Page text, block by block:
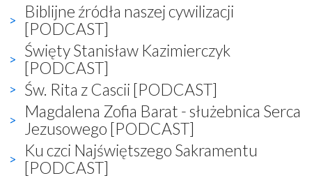
Biblijne źródła naszej cywilizacji
[PODCAST]
Święty Stanisław Kazimierczyk
[PODCAST]
Św. Rita z Cascii [PODCAST]
Magdalena Zofia Barat - służebnica Serca
Jezusowego [PODCAST]
Ku czci Najświętszego Sakramentu
[PODCAST]